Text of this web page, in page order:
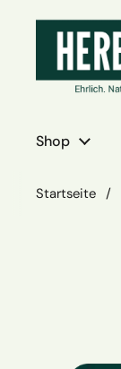
Shop
Startseite /